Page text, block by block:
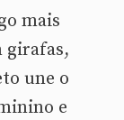
mais
girafas,
une o
e